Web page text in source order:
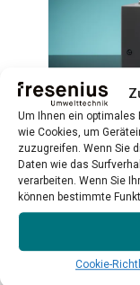
Um Ihnen ein optimales
wie Cookies, um
zuzugreifen. Wenn Sie
Daten wie das
verarbeiten. Wenn Sie
können bestimmte
Cookie-
BioBasic
Plug-and-
Mehr